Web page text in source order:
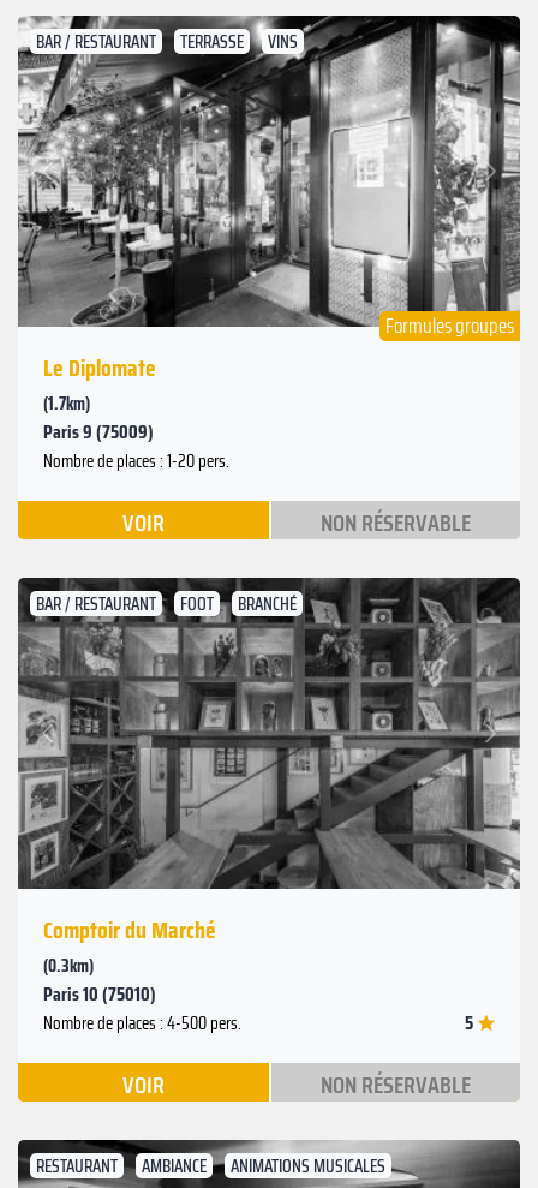
BAR / RESTAURANT TERRASSE VINS
Précédent
Suivant
Formules groupes
Le Diplomate
(1.7km)
Paris 9 (75009)
Nombre de places : 1-20 pers.
VOIR NON RÉSERVABLE
BAR / RESTAURANT FOOT BRANCHÉ
Précédent
Suivant
Comptoir du Marché
(0.3km)
Paris 10 (75010)
Nombre de places : 4-500 pers. 5
VOIR NON RÉSERVABLE
RESTAURANT AMBIANCE ANIMATIONS MUSICALES